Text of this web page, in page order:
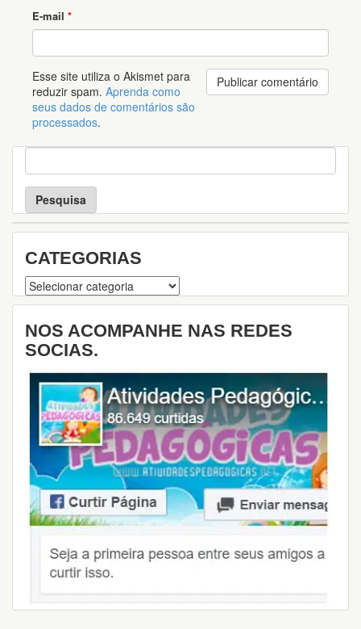
E-mail *
Esse site utiliza o Akismet para
reduzir spam. Aprenda como
seus dados de comentários são
processados.
P
e
s
u
i
a
CATEGORIAS
Categorias
NOS ACOMPANHE NAS REDES
SOCIAS.